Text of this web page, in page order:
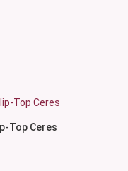
Top Ceres